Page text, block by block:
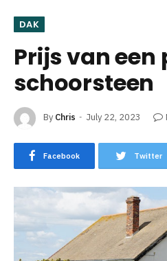
DAK
Prijs van een
schoorsteen
By Chris July 22, 2023
Facebook Twitter